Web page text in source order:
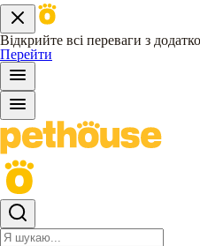
Відкрийте всі переваги з
Перейти